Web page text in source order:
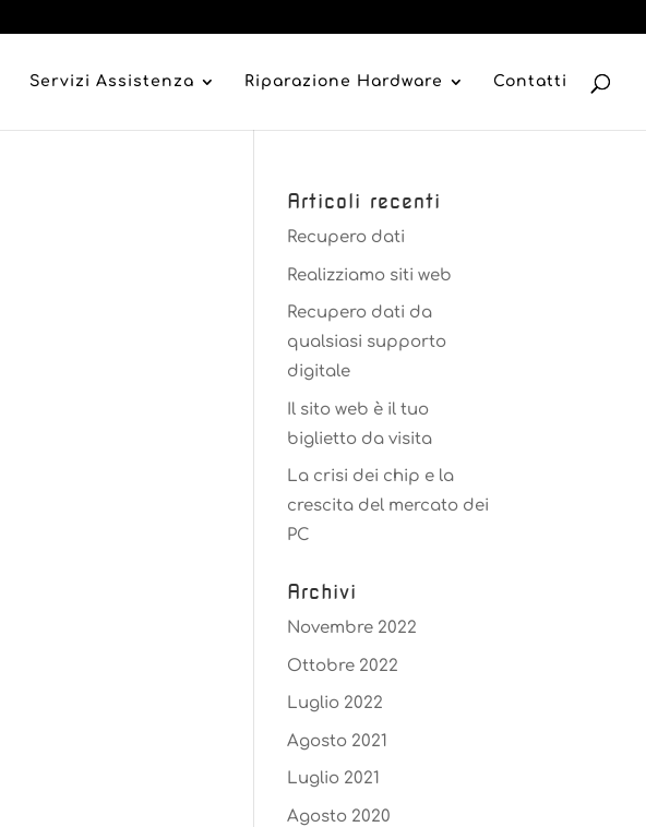
Servizi Assistenza Riparazione Hardware Contatti
Articoli recenti
Recupero dati
Realizziamo siti web
Recupero dati da
qualsiasi supporto
digitale
Il sito web è il tuo
biglietto da visita
La crisi dei chip e la
crescita del mercato dei
PC
Archivi
Novembre 2022
Ottobre 2022
Luglio 2022
Agosto 2021
Luglio 2021
Agosto 2020